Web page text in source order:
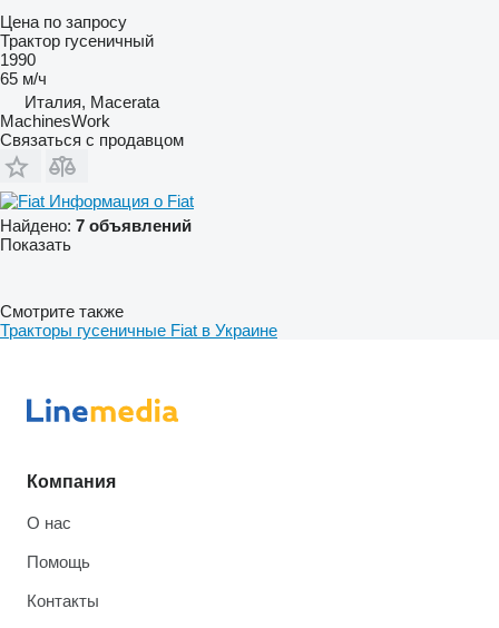
Цена по запросу
Трактор гусеничный
1990
65 м/ч
Италия, Macerata
MachinesWork
Связаться с продавцом
Информация о Fiat
Найдено: 7 объявлений
Показать
Смотрите также
Тракторы гусеничные Fiat в Украине
Компания
О нас
Помощь
Контакты